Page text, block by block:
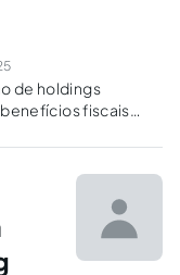
de holdings
fiscais